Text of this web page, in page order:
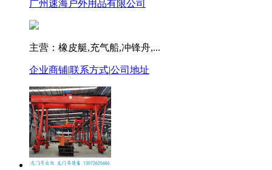
广州速海户外用品有限公司
主营：橡皮艇,充气船,冲锋舟,...
企业商铺|联系方式|公司地址